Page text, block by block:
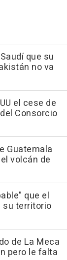
que su
no va
el cese de
Consorcio
Guatemala
volcán de
que el
su territorio
de La Meca
pero le falta